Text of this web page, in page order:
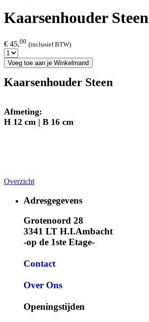
Kaarsenhouder Steen
€ 45,00 (inclusief BTW)
Voeg toe aan je Winkelmand
Kaarsenhouder Steen
Afmeting:
H 12 cm | B 16 cm
Overzicht
Adresgegevens
Grotenoord 28
3341 LT H.I.Ambacht
-op de 1ste Etage-
Contact
Over Ons
Openingstijden